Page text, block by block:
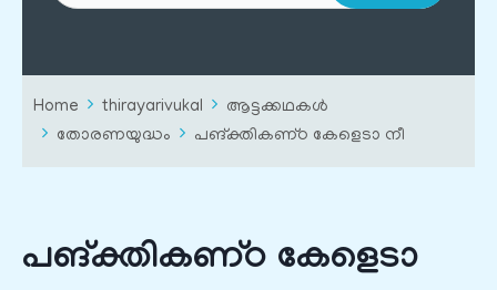
Home thirayarivukal
ആട്ടക്കഥകൾ
തോരണയുദ്ധം
പങ്‌ക്തികണ്‌ഠ കേളെടാ നീ
പങ്‌ക്തികണ്‌ഠ കേളെടാ